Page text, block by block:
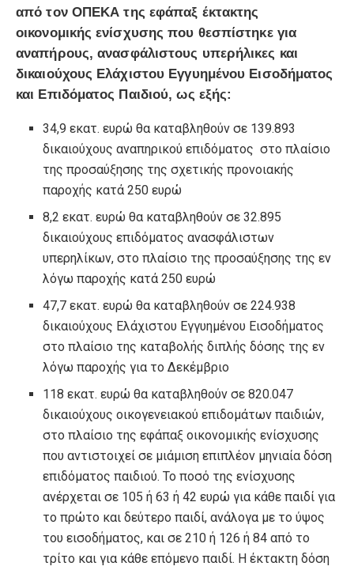
από τον ΟΠΕΚΑ της εφάπαξ έκτακτης
οικονομικής ενίσχυσης που θεσπίστηκε για
αναπήρους, ανασφάλιστους υπερήλικες και
δικαιούχους Ελάχιστου Εγγυημένου Εισοδήματος
και Επιδόματος Παιδιού, ως εξής:
34,9 εκατ. ευρώ θα καταβληθούν σε 139.893
δικαιούχους αναπηρικού επιδόματος στο πλαίσιο
της προσαύξησης της σχετικής προνοιακής
παροχής κατά 250 ευρώ
8,2 εκατ. ευρώ θα καταβληθούν σε 32.895
δικαιούχους επιδόματος ανασφάλιστων
υπερηλίκων, στο πλαίσιο της προσαύξησης της εν
λόγω παροχής κατά 250 ευρώ
47,7 εκατ. ευρώ θα καταβληθούν σε 224.938
δικαιούχους Ελάχιστου Εγγυημένου Εισοδήματος
στο πλαίσιο της καταβολής διπλής δόσης της εν
λόγω παροχής για το Δεκέμβριο
118 εκατ. ευρώ θα καταβληθούν σε 820.047
δικαιούχους οικογενειακού επιδομάτων παιδιών,
στο πλαίσιο της εφάπαξ οικονομικής ενίσχυσης
που αντιστοιχεί σε μιάμιση επιπλέον μηνιαία δόση
επιδόματος παιδιού. Το ποσό της ενίσχυσης
ανέρχεται σε 105 ή 63 ή 42 ευρώ για κάθε παιδί για
το πρώτο και δεύτερο παιδί, ανάλογα με το ύψος
του εισοδήματος, και σε 210 ή 126 ή 84 από το
τρίτο και για κάθε επόμενο παιδί. Η έκτακτη δόση